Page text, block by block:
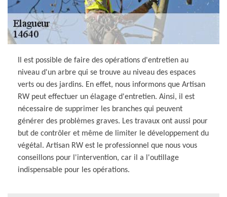
Il est possible de faire des opérations d'entretien au
niveau d'un arbre qui se trouve au niveau des espaces
verts ou des jardins. En effet, nous informons que Artisan
RW peut effectuer un élagage d'entretien. Ainsi, il est
nécessaire de supprimer les branches qui peuvent
générer des problèmes graves. Les travaux ont aussi pour
but de contrôler et même de limiter le développement du
végétal. Artisan RW est le professionnel que nous vous
conseillons pour l'intervention, car il a l'outillage
indispensable pour les opérations.